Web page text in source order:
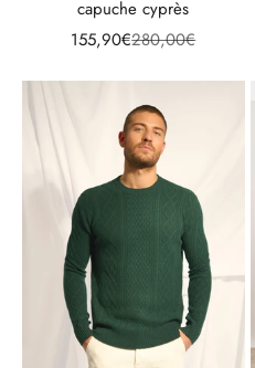
capuche cyprès
Prix de vente
155,90€Prix normal
280,00€